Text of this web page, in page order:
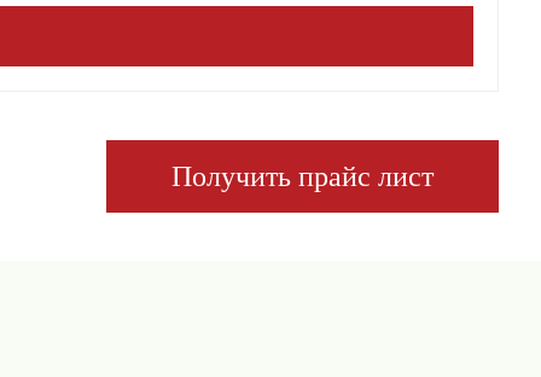
Получить прайс лист